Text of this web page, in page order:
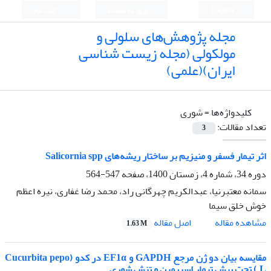
مجله پژوهش‌های سلولی و
مولکولی (مجله زیست شناسی
ایران)(علمی)
کلیدواژه‌ها =شوری
تعداد مقالات:
3
اثر تیمار فسفر و منیزیم بر ساختار ریشه‌های Salicornia spp
دوره 34، شماره 4، زمستان 1400، صفحه
547-564
سمانه معتبرنیا، عبدالکریم چهرگانی راد، محمد رضا غفاری، نیره اعظم
خوش خلق سیما
مشاهده مقاله
اصل مقاله 1.63 M
مقایسه بیان دو ژن مرجع GAPDH و EF1α در کدو (Cucurbita pepo